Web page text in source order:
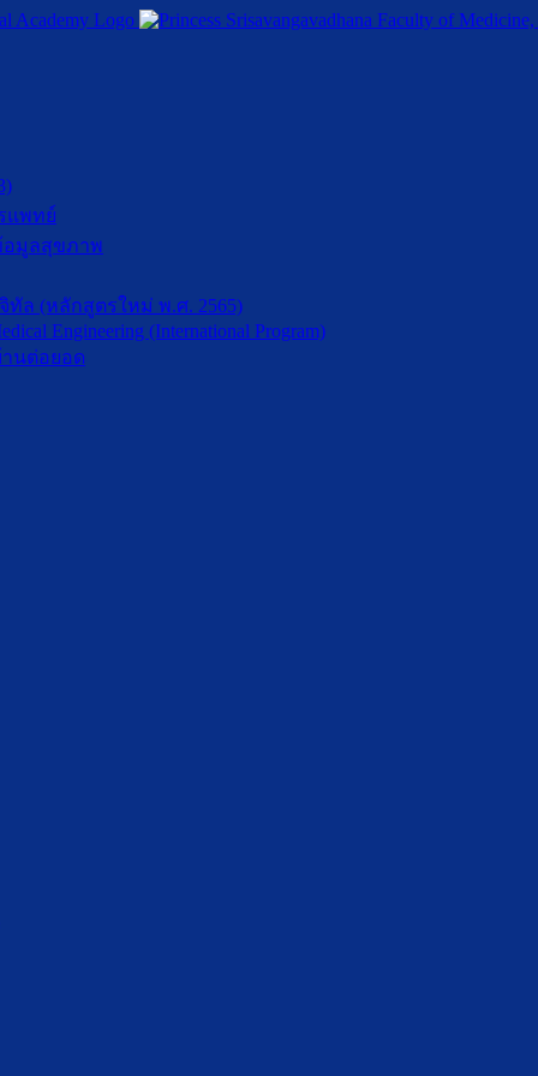
แพทย์
อมูลสุขภาพ
ล (หลักสูตรใหม่ พ.ศ. 2565)
Engineering (International Program)
นต่อยอด